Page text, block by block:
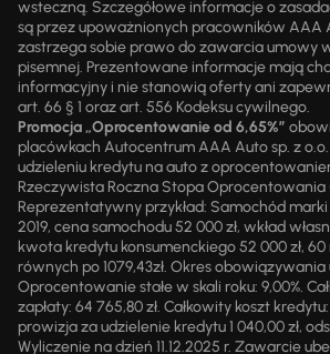
wsteczną. Szczegółowe informacje o
są przez upoważnionych pracowników AAA
zastrzega sobie prawo do zawarcia umowy
pisemnej. Prezentowane informacje mają
informacyjny i nie stanowią oferty ani
art. 66 § 1 oraz art. 556 Kodeksu cywilnego.
Promocja „Oprocentowanie od 6,65%”
placówkach Autocentrum AAA Auto sp. z
udzieleniu kredytu na auto z
Rzeczywista Roczna Stopa Oprocentowania
Reprezentatywny przykład: Samochód
2019, cena samochodu 52 000 zł, wkład
kwota kredytu konsumenckiego 52 000 zł,
równych po 1079,43zł. Okres
Oprocentowanie stałe w skali roku: 9,00%.
zapłaty: 64 765,80 zł. Całkowity koszt
prowizja za udzielenie kredytu 1 040,00 zł,
Wyliczenie na dzień 11.12.2025 r. Zawarcie